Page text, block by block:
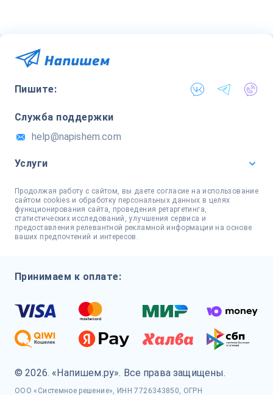
Пишите:
Служба поддержки
help@napishem.com
Услуги
Продолжая работу с сайтом, вы даете согласие на использование
сайтом cookies и обработку персональных данных в целях
функционирования сайта, проведения ретаргетинга,
статистических исследований, улучшения сервиса и
предоставления релевантной рекламной информации на основе
ваших предпочтений и интересов.
Принимаем к оплате:
© 2026. «Напишем.ру». Все права защищены.
ООО «Системное решение», ИНН 7726343850, ОГРН